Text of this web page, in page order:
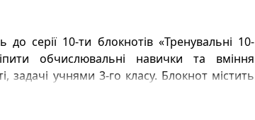
серії 10-ти блокнотів «Тренувальні 10-
обчислювальні навички та вміння
задачі учнями 3-го класу. Блокнот містить
розрахованими на 10-хвилинне виконання,